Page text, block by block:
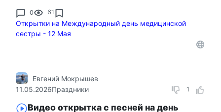
0 61
Открытки на Международный день медицинской
сестры - 12 Мая
1
Евгений Мокрышев
11.05.2026Праздники
Видео открытка с песней на день